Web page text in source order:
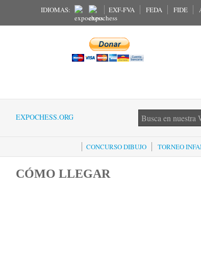
IDIOMAS: EXF-FVA FEDA FIDE
EXPOCHESS.ORG
CONCURSO DIBUJO TORNEO
CÓMO LLEGAR